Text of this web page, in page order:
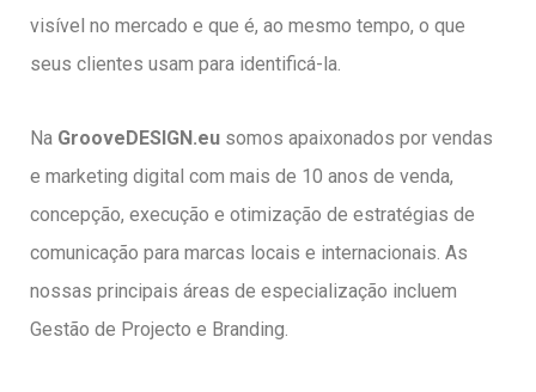
visível no mercado e que é, ao mesmo tempo, o que
seus clientes usam para identificá-la.
Na GrooveDESIGN.eu somos apaixonados por vendas
e marketing digital com mais de 10 anos de venda,
concepção, execução e otimização de estratégias de
comunicação para marcas locais e internacionais. As
nossas principais áreas de especialização incluem
Gestão de Projecto e Branding.